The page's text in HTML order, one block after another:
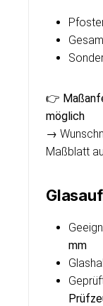
👉
möglich
→
Maßblatt
mm